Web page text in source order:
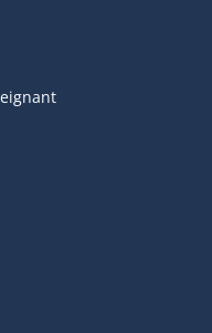
externe s'ouvrira
externe s'ouvrira